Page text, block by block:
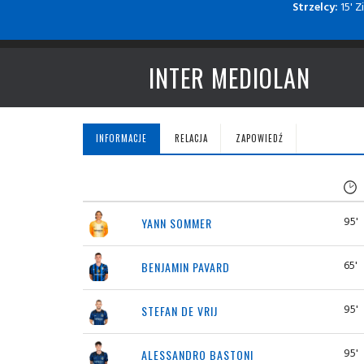
Strzelcy:15'
INTER MEDIOLAN
INFORMACJE RELACJA ZAPOWIEDŹ
YANN SOMMER 95'
BENJAMIN PAVARD 65'
STEFAN DE VRIJ 95'
ALESSANDRO BASTONI 95'